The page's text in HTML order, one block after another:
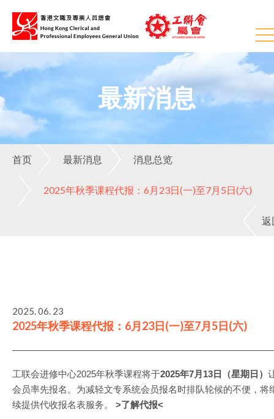
最新消息
首页 最新消息 消息总览
2025年秋季课程代报：6月23日(一)至7月5日(六)
返
2025. 06. 23
2025年秋季课程代报：6月23日(一)至7月5日(六)
工联会进修中心2025年秋季课程将于2025年7月13日（星期日）
会员率先报名。为减轻文专系统会员报名时排队轮候的不便，将
续提供代收报名表服务。 >了解代报<